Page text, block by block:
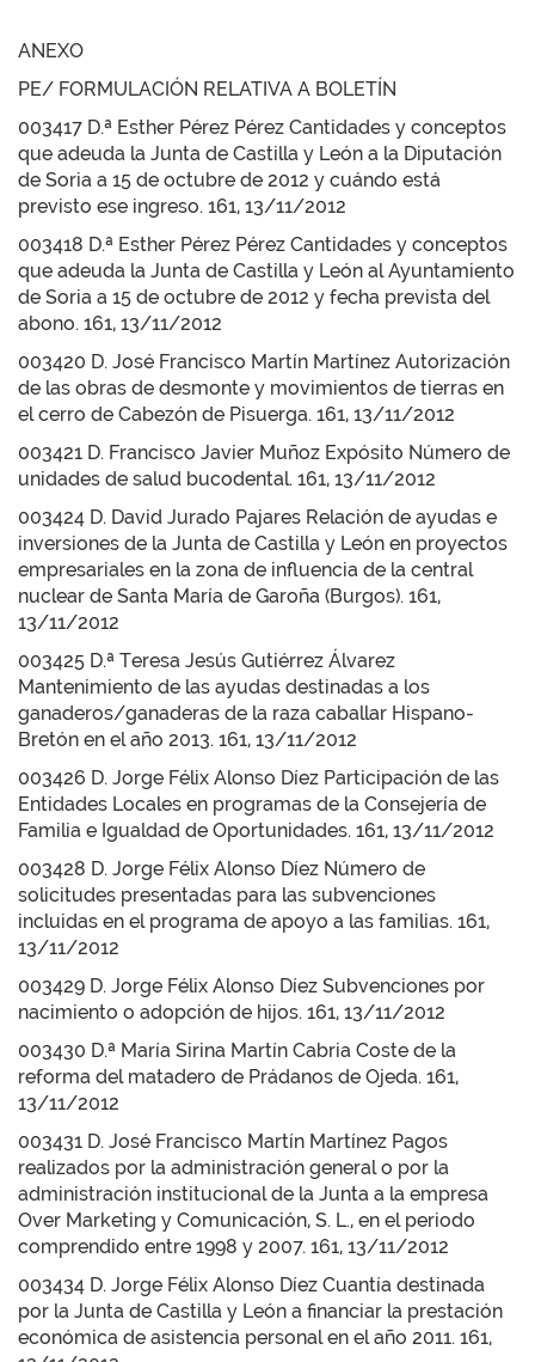
ANEXO
PE/ FORMULACIÓN RELATIVA A BOLETÍN
003417 D.ª Esther Pérez Pérez Cantidades y conceptos
que adeuda la Junta de Castilla y León a la Diputación
de Soria a 15 de octubre de 2012 y cuándo está
previsto ese ingreso. 161, 13/11/2012
003418 D.ª Esther Pérez Pérez Cantidades y conceptos
que adeuda la Junta de Castilla y León al Ayuntamiento
de Soria a 15 de octubre de 2012 y fecha prevista del
abono. 161, 13/11/2012
003420 D. José Francisco Martín Martínez Autorización
de las obras de desmonte y movimientos de tierras en
el cerro de Cabezón de Pisuerga. 161, 13/11/2012
003421 D. Francisco Javier Muñoz Expósito Número de
unidades de salud bucodental. 161, 13/11/2012
003424 D. David Jurado Pajares Relación de ayudas e
inversiones de la Junta de Castilla y León en proyectos
empresariales en la zona de influencia de la central
nuclear de Santa María de Garoña (Burgos). 161,
13/11/2012
003425 D.ª Teresa Jesús Gutiérrez Álvarez
Mantenimiento de las ayudas destinadas a los
ganaderos/ganaderas de la raza caballar Hispano-
Bretón en el año 2013. 161, 13/11/2012
003426 D. Jorge Félix Alonso Díez Participación de las
Entidades Locales en programas de la Consejería de
Familia e Igualdad de Oportunidades. 161, 13/11/2012
003428 D. Jorge Félix Alonso Díez Número de
solicitudes presentadas para las subvenciones
incluidas en el programa de apoyo a las familias. 161,
13/11/2012
003429 D. Jorge Félix Alonso Díez Subvenciones por
nacimiento o adopción de hijos. 161, 13/11/2012
003430 D.ª María Sirina Martín Cabria Coste de la
reforma del matadero de Prádanos de Ojeda. 161,
13/11/2012
003431 D. José Francisco Martín Martínez Pagos
realizados por la administración general o por la
administración institucional de la Junta a la empresa
Over Marketing y Comunicación, S. L., en el periodo
comprendido entre 1998 y 2007. 161, 13/11/2012
003434 D. Jorge Félix Alonso Díez Cuantía destinada
por la Junta de Castilla y León a financiar la prestación
económica de asistencia personal en el año 2011. 161,